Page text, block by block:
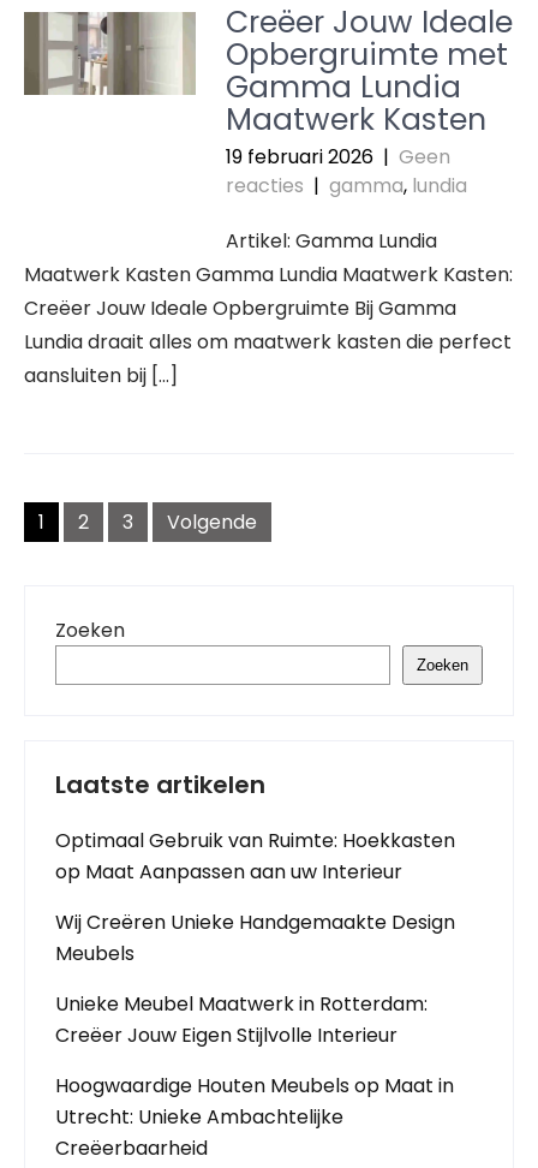
Creëer Jouw Ideale
Opbergruimte met
Gamma Lundia
Maatwerk Kasten
19 februari 2026 | Geen
reacties | gamma, lundia
Artikel: Gamma Lundia
Maatwerk Kasten Gamma Lundia Maatwerk Kasten:
Creëer Jouw Ideale Opbergruimte Bij Gamma
Lundia draait alles om maatwerk kasten die perfect
aansluiten bij […]
Berichten
navigatie
1 2 3 Volgende
Zoeken
Zoeken
Laatste artikelen
Optimaal Gebruik van Ruimte: Hoekkasten
op Maat Aanpassen aan uw Interieur
Wij Creëren Unieke Handgemaakte Design
Meubels
Unieke Meubel Maatwerk in Rotterdam:
Creëer Jouw Eigen Stijlvolle Interieur
Hoogwaardige Houten Meubels op Maat in
Utrecht: Unieke Ambachtelijke
Creëerbaarheid